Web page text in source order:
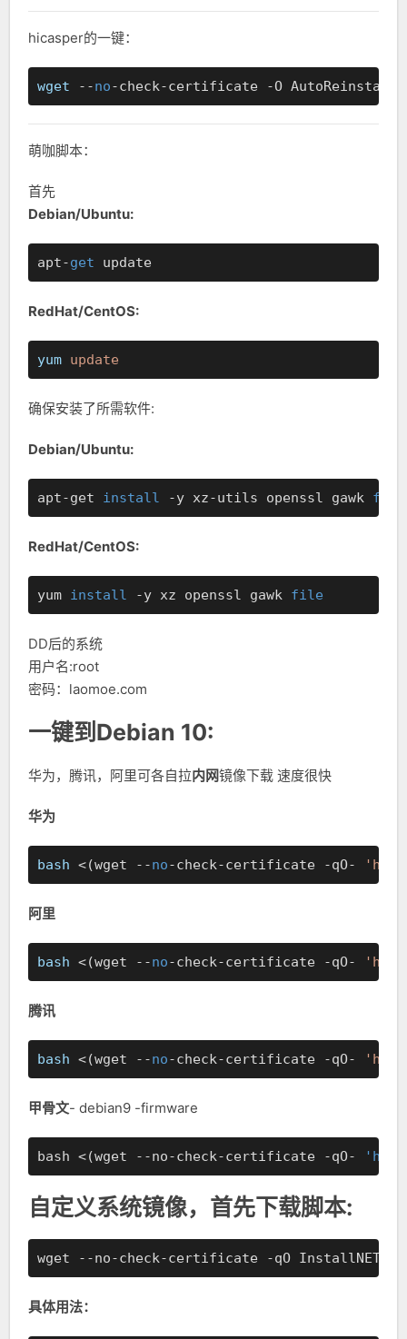
hicasper的一键：
wget --no
萌咖脚本：
首先
Debian/Ubuntu:
apt-get
RedHat/CentOS:
yum update
确保安装了所需软件:
Debian/Ubuntu:
apt-get install -y xz-utils openssl gawk file
RedHat/CentOS:
yum install -y xz openssl gawk file
DD后的系统
用户名:root
密码：laomoe.com
一键到Debian 10:
华为，腾讯，阿里可各自拉内网镜像下载 速度很快
华为
bash <(wget --no-check-certificate -qO-
阿里
bash <(wget --no-check-certificate -qO-
腾讯
bash <(wget --no-check-certificate -qO-
甲骨文- debian9 -firmware
bash <(wget --no-check-certificate -qO- 'http
自定义系统镜像，首先下载脚本:
wget --no-check-certificate -qO
具体用法：